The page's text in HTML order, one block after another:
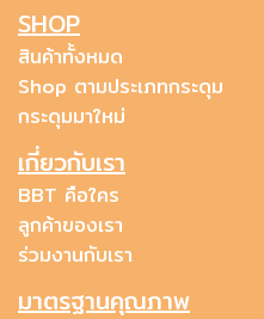
SHOP
สินค้าทั้งหมด
Shop ตามประเภทกระดุม
กระดุมมาใหม่
เกี่ยวกับเรา
BBT คือใคร
ลูกค้าของเรา
ร่วมงานกับเรา
มาตรฐานคุณภาพ